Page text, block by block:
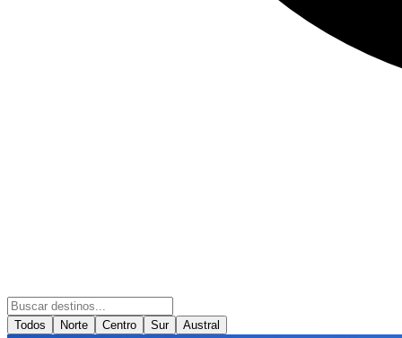
Todos Norte Centro Sur Austral